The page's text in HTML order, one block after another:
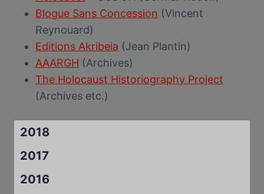
Blogue Sans Concession (Vincent
Reynouard)
Editions Akribeia (Jean Plantin)
AAARGH (Archives)
The Holocaust Historiography Project
(Archives etc.)
2018
2017
2016